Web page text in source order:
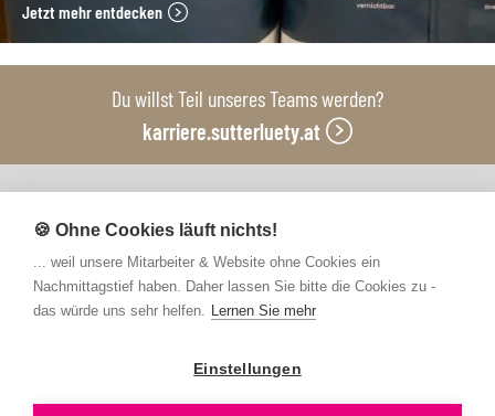
Jetzt mehr entdecken
Du willst Teil unseres Teams werden?
karriere.sutterluety.at
Unsere Produktionsbetriebe
Newsletter abonnieren
Hinweisgebersystem
🍪 Ohne Cookies läuft nichts!
... weil unsere Mitarbeiter & Website ohne Cookies ein
Nachmittagstief haben. Daher lassen Sie bitte die Cookies zu -
das würde uns sehr helfen. Lernen Sie mehr
Einstellungen